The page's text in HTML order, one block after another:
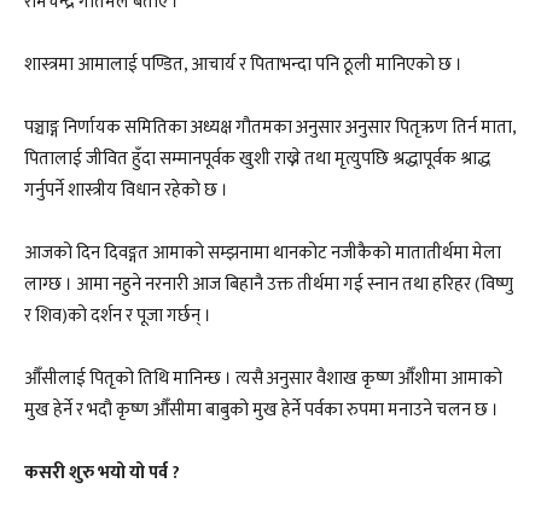
शास्त्रमा आमालाई पण्डित, आचार्य र पिताभन्दा पनि ठूली मानिएको छ ।
पञ्चाङ्ग निर्णायक समितिका अध्यक्ष गौतमका अनुसार अनुसार पितृऋण तिर्न माता,
पितालाई जीवित हुँदा सम्मानपूर्वक खुशी राख्ने तथा मृत्युपछि श्रद्धापूर्वक श्राद्ध
गर्नुपर्ने शास्त्रीय विधान रहेको छ ।
आजको दिन दिवङ्गत आमाको सम्झनामा थानकोट नजीकैको मातातीर्थमा मेला
लाग्छ । आमा नहुने नरनारी आज बिहानै उक्त तीर्थमा गई स्नान तथा हरिहर (विष्णु
र शिव)को दर्शन र पूजा गर्छन् ।
औँसीलाई पितृको तिथि मानिन्छ । त्यसै अनुसार वैशाख कृष्ण औँशीमा आमाको
मुख हेर्ने र भदौ कृष्ण औँसीमा बाबुको मुख हेर्ने पर्वका रुपमा मनाउने चलन छ ।
कसरी शुरु भयो यो पर्व ?